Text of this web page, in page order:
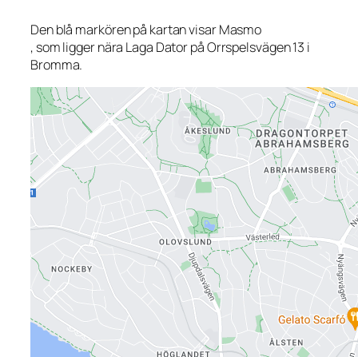
Den blå markören på kartan visar Masmo
, som ligger nära Laga Dator på Orrspelsvägen 13 i
Bromma.